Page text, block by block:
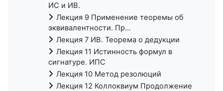
ИС и ИВ.
Лекция 9 Применение теоремы об
эквивалентности. Пр...
Лекция 7 ИВ. Теорема о дедукции
Лекция 11 Истинность формул в
сигнатуре. ИПС
Лекция 10 Метод резолюций
Лекция 12 Коллоквиум Продолжение